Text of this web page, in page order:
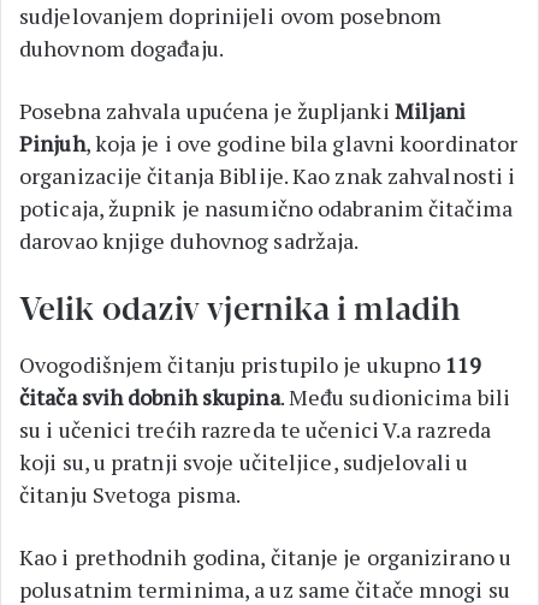
sudjelovanjem doprinijeli ovom posebnom
duhovnom događaju.
Posebna zahvala upućena je župljanki Miljani
Pinjuh, koja je i ove godine bila glavni koordinator
organizacije čitanja Biblije. Kao znak zahvalnosti i
poticaja, župnik je nasumično odabranim čitačima
darovao knjige duhovnog sadržaja.
Velik odaziv vjernika i mladih
Ovogodišnjem čitanju pristupilo je ukupno 119
čitača svih dobnih skupina. Među sudionicima bili
su i učenici trećih razreda te učenici V.a razreda
koji su, u pratnji svoje učiteljice, sudjelovali u
čitanju Svetoga pisma.
Kao i prethodnih godina, čitanje je organizirano u
polusatnim terminima, a uz same čitače mnogi su